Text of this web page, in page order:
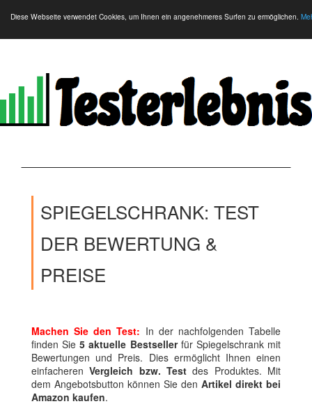
Diese Webseite verwendet Cookies, um Ihnen ein angenehmeres Surfen zu ermöglichen.
SPIEGELSCHRANK: TEST
DER BEWERTUNG &
PREISE
Machen Sie den Test: In der nachfolgenden Tabelle
finden Sie 5 aktuelle Bestsellerfür Spiegelschrank mit
Bewertungen und Preis. Dies ermöglicht Ihnen einen
einfacherenVergleich bzw. Test des Produktes. Mit
dem Angebotsbutton können Sie den Artikel direkt bei
Amazon kaufen.